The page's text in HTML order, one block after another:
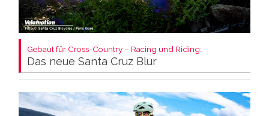
Gebaut für Cross-Country – Racing und Riding:
Das neue Santa Cruz Blur